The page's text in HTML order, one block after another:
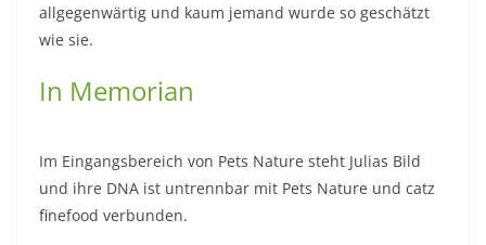
allgegenwärtig und kaum jemand wurde so geschätzt
wie sie.
In Memorian
Im Eingangsbereich von Pets Nature steht Julias Bild
und ihre DNA ist untrennbar mit Pets Nature und catz
finefood verbunden.